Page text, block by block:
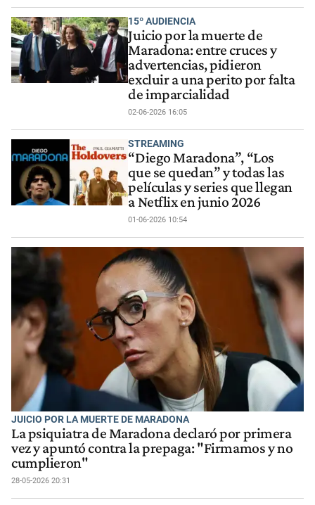
15º AUDIENCIA
Juicio por la muerte de
Maradona: entre cruces y
advertencias, pidieron
excluir a una perito por falta
de imparcialidad
02-06-2026 16:05
STREAMING
“Diego Maradona”, “Los
que se quedan” y todas las
películas y series que llegan
a Netflix en junio 2026
01-06-2026 10:54
JUICIO POR LA MUERTE DE MARADONA
La psiquiatra de Maradona declaró por primera
vez y apuntó contra la prepaga: "Firmamos y no
cumplieron"
28-05-2026 20:31